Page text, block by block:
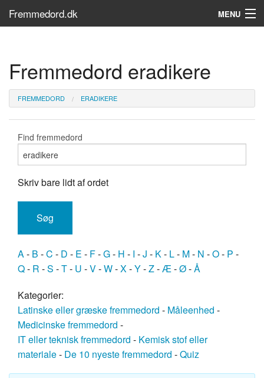
Fremmedord.dk MENU
Søg...
Find bøger
Fremmedord eradikere
FREMMEDORD ERADIKERE
Find fremmedord
Skriv bare lidt af ordet
A- B -C - D - E - F-G- H - I -J - K- L- M- N -O- P -
Q- R -S -T- U -V-W-X-Y-Z-Æ-Ø-Å
Kategorier:
Latinske eller græske fremmedord - Måleenhed -
Medicinske fremmedord -
IT eller teknisk fremmedord - Kemisk stof eller
materiale- De 10 nyeste fremmedord -Quiz